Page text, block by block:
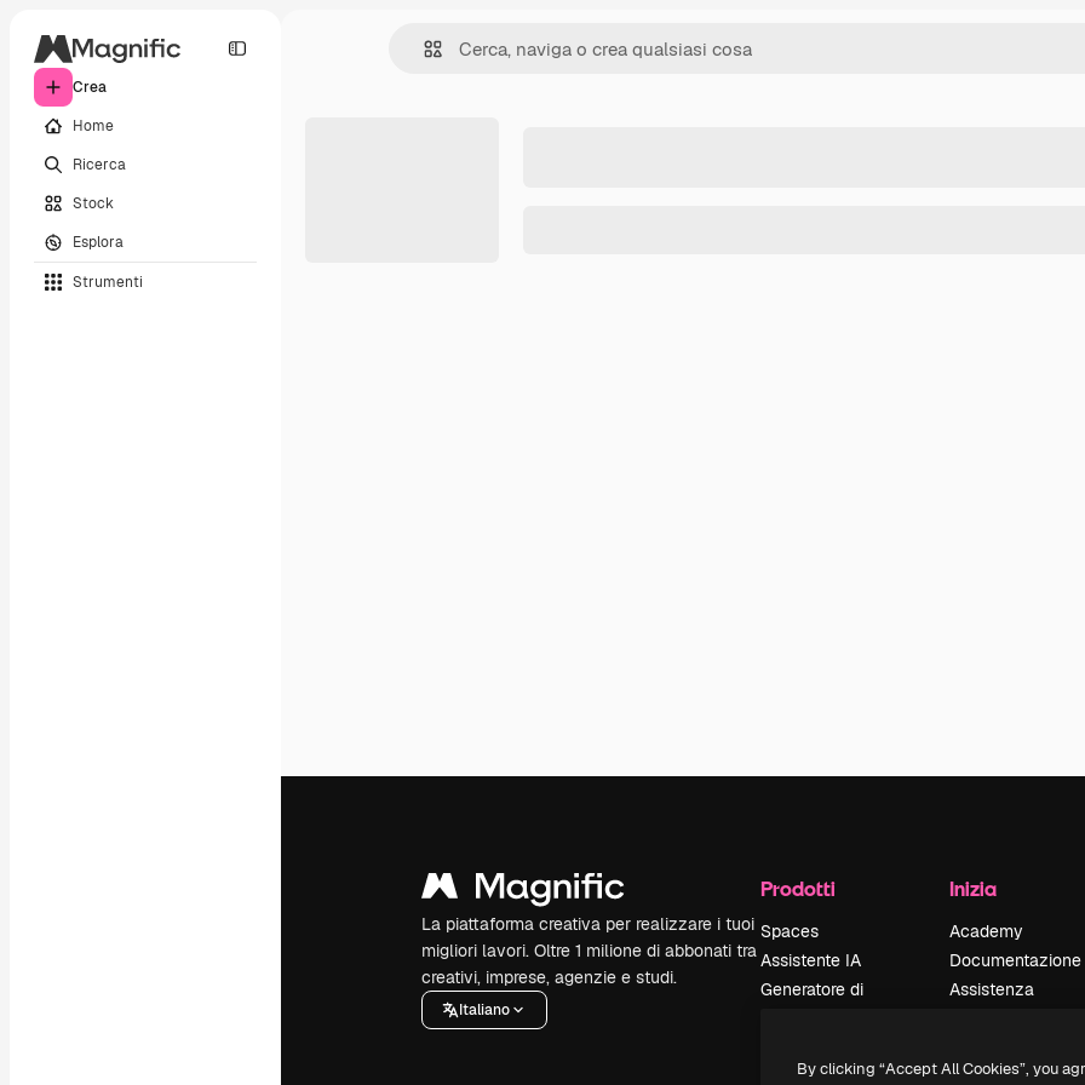
Crea
Home
Ricerca
Stock
Esplora
Strumenti
La piattaforma creativa per realizzare i tuoi
migliori lavori. Oltre 1 milione di abbonati tra
creativi, imprese, agenzie e studi.
Italiano
Prodotti
Spaces
Assistente IA
Generatore di
Inizia
Academy
Documentazione
Assistenza
Politica sulla
By clicking “Accept All Cookies”, you